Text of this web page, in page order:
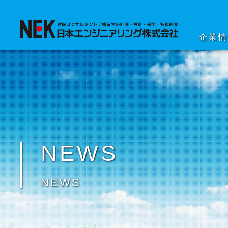
企業
NEWS
NEWS